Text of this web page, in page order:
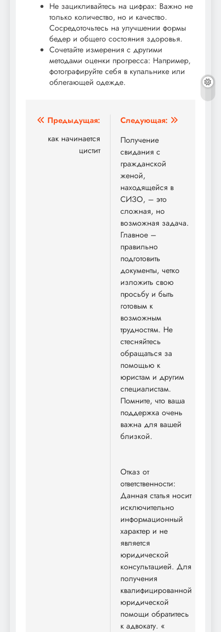
Не зацикливайтесь на цифрах: Важно не
только количество‚ но и качество.
Сосредоточьтесь на улучшении формы
бедер и общего состояния здоровья.
Сочетайте измерения с другими
методами оценки прогресса: Например‚
фотографируйте себя в купальнике или
облегающей одежде.
Навигация
по
записям
Предыдущая:
как начинается
цистит
Следующая:
Получение
свидания с
гражданской
женой,
находящейся в
СИЗО, – это
сложная, но
возможная задача.
Главное –
правильно
подготовить
документы, четко
изложить свою
просьбу и быть
готовым к
возможным
трудностям. Не
стесняйтесь
обращаться за
помощью к
юристам и другим
специалистам.
Помните, что ваша
поддержка очень
важна для вашей
близкой.
Отказ от
ответственности:
Данная статья носит
исключительно
информационный
характер и не
является
юридической
консультацией. Для
получения
квалифицированной
юридической
помощи обратитесь
к адвокату. «